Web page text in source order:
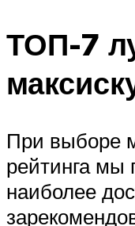
ТОП-7
При выборе
рейтинга мы
наиболее